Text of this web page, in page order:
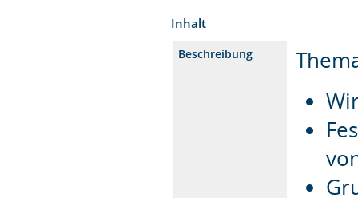
Inhalt
Beschreibung